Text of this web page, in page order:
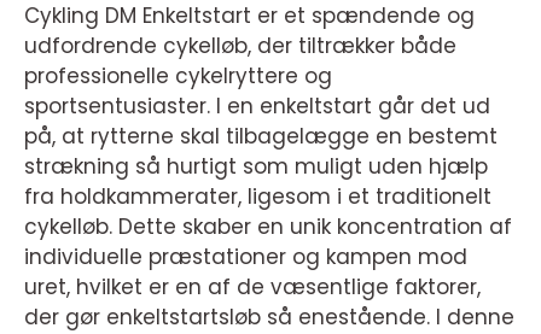
Cykling DM Enkeltstart er et spændende og
udfordrende cykelløb, der tiltrækker både
professionelle cykelryttere og
sportsentusiaster. I en enkeltstart går det ud
på, at rytterne skal tilbagelægge en bestemt
strækning så hurtigt som muligt uden hjælp
fra holdkammerater, ligesom i et traditionelt
cykelløb. Dette skaber en unik koncentration af
individuelle præstationer og kampen mod
uret, hvilket er en af de væsentlige faktorer,
der gør enkeltstartsløb så enestående. I denne